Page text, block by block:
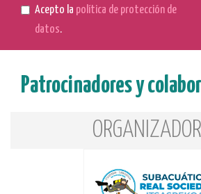
Acepto la política de protección de
datos.
Patrocinadores y